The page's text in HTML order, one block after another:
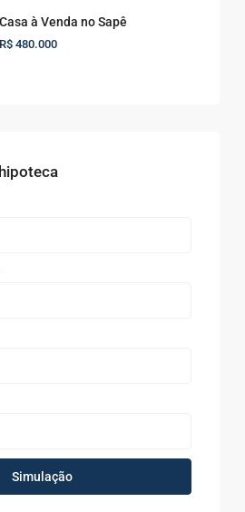
Casa à Venda no Sapê
R$ 480.000
Simulação